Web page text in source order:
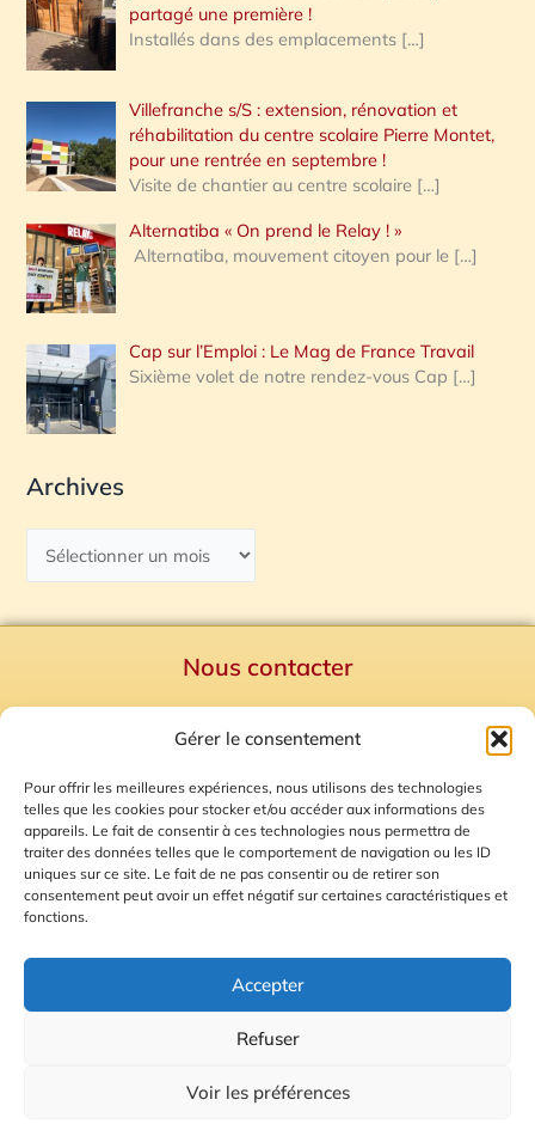
Gérer le consentement
Pour offrir les meilleures expériences, nous utilisons des technologies
telles que les cookies pour stocker et/ou accéder aux informations des
appareils. Le fait de consentir à ces technologies nous permettra de
traiter des données telles que le comportement de navigation ou les ID
uniques sur ce site. Le fait de ne pas consentir ou de retirer son
consentement peut avoir un effet négatif sur certaines caractéristiques et
fonctions.
Accepter
Refuser
Voir les préférences
partagé une première !
Installés dans des emplacements […]
Villefranche s/S : extension, rénovation et
réhabilitation du centre scolaire Pierre Montet,
pour une rentrée en septembre !
Visite de chantier au centre scolaire […]
Alternatiba « On prend le Relay ! »
Alternatiba, mouvement citoyen pour le […]
Cap sur l’Emploi : Le Mag de France Travail
Sixième volet de notre rendez-vous Cap […]
Archives
Nous contacter
Mentions Légales
Plan du site
Gestion des Cookies
© 2026 Radio Calade